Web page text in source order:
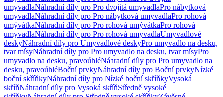
umyvadlaNáhradní díly pro Pro dvojitá umyvadlaPro nábytková
umyvadlaNáhradní díly pro Pro nábytková umyvadlaPro rohová
umývátkaNáhradní díly pro Pro rohová umývátkaPro rohová
umyvadlaNáhradní díly pro Pro rohová umyvadlaUmyvadlové
deskyNáhradní díly pro Umyvadlové deskyPro umyvadlo na desku,
tvar mísyNáhradní díly pro Pro umyvadlo na desku, tvar mísyPro
umyvadlo na desku, pravoúhléNáhradní díly pro Pro umyvadlo na
desku, pravoúhléBoční prvkyNáhradní díly pro Boční prvkyNízké
boční skříňkyNáhradní díly pro Nízké boční skříňkyVysoká
skříňNáhradní díly pro Vysoká skříňStředně vysoké